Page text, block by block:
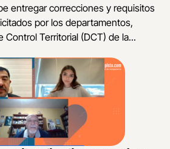
entregar correcciones y requisitos
por los departamentos,
Control Territorial (DCT) de la...